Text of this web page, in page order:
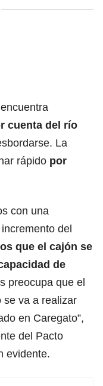
cuenta del río
La
rápido por
con una
del
que el cajón se
de
preocupa que el
se va a realizar
en Caregato”,
del Pacto
evidente.